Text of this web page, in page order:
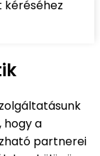
kéréséhez
hogy a
partnerei